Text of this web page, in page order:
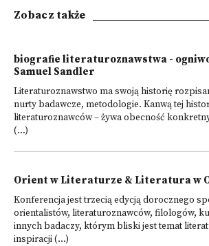
Zobacz także
biografie literaturoznawstwa -
Samuel Sandler
Literaturoznawstwo ma swoją historię
nurty badawcze, metodologie. Kanwą tej
literaturoznawców – żywa obecność
(...)
Orient w Literaturze & Literatura w
Konferencja jest trzecią edycją dorocznego
orientalistów, literaturoznawców, filologów,
innych badaczy, którym bliski jest temat
inspiracji (...)